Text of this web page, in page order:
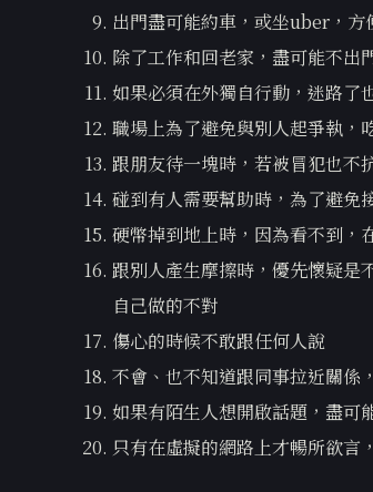
出門盡可能約車，或坐uber，方
除了工作和回老家，盡可能不出
如果必須在外獨自行動，迷路了
職場上為了避免與別人起爭執，
跟朋友待一塊時，若被冒犯也不
碰到有人需要幫助時，為了避免
硬幣掉到地上時，因為看不到，
跟別人產生摩擦時，優先懷疑是
自己做的不對
傷心的時候不敢跟任何人說
不會、也不知道跟同事拉近關係
如果有陌生人想開啟話題，盡可
只有在虛擬的網路上才暢所欲言